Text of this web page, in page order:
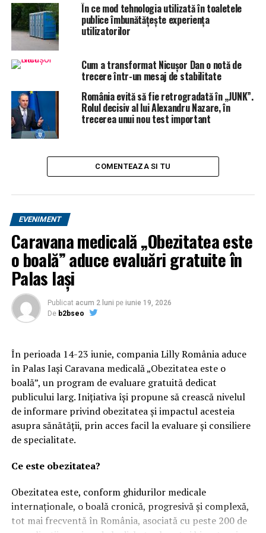
ajuns, în 2012, în Iohannesburg – Africa de Sud – unde a
făcut voluntariat pentru o organizaţie
neguvernamentală, profilată pe îngrijire copii
abandonaţi şi infectaţi cu HIV. Pe când era copil, la 15
ani, a colaborat cu radioul public.
În scurt timp, a devenit vicepreşedinte pentru
dezvoltare regională al Camerei de Comerţ a României
din Ghana. Apoi, a fost admisă într-una dintre cele mai
prestigioase universităţi din lume – Harvard University,
program care pregateste lideri pentru ţările în curs de
dezvoltare. La Harvard, a cunoscut politicieni de prim
ARTICOLE PE ACEIASI TEMA: PRIMA
URMATORUL
S-a confirmat totul! Anunț imens pentru salariații care
au minim 15 ani de vechime în muncă și studii superioare
| BacauAZI
NU RATATI
Viorica Dăncilă îi fură locul lui Liviu Dragnea | BacauAZI
În ce mod tehnologia utilizată în toaletele
publice îmbunătățește experiența
utilizatorilor
Cum a transformat Nicușor Dan o notă de
trecere într-un mesaj de stabilitate
România evită să fie retrogradată în „JUNK”.
Rolul decisiv al lui Alexandru Nazare, în
trecerea unui nou test important
COMENTEAZA SI TU
EVENIMENT
Caravana medicală „Obezitatea este
o boală” aduce evaluări gratuite în
Palas Iași
Publicat acum 2 luni pe iunie 19, 2026
De b2bseo
În perioada 14-23 iunie, compania Lilly România aduce
în Palas Iași Caravana medicală „Obezitatea este o
boală”, un program de evaluare gratuită dedicat
publicului larg. Inițiativa își propune să crească nivelul
de informare privind obezitatea și impactul acesteia
asupra sănătății, prin acces facil la evaluare și consiliere
de specialitate.
Ce este obezitatea?
Obezitatea este, conform ghidurilor medicale
internaționale, o boală cronică, progresivă și complexă,
tot mai frecventă în România, asociată cu peste 200 de